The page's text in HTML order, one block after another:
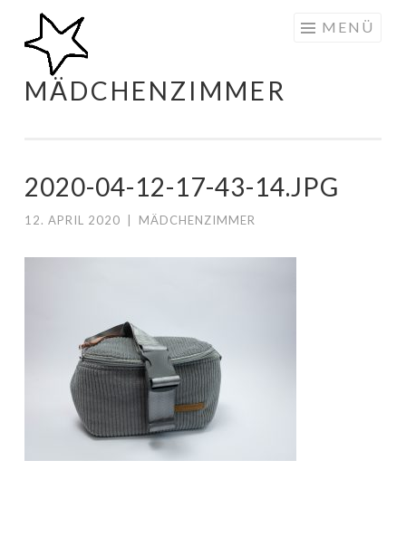
Zum
Inhalt
springen
MÄDCHENZIMMER
MENÜ
2020-04-12-17-43-14.JPG
12. APRIL 2020 MÄDCHENZIMMER